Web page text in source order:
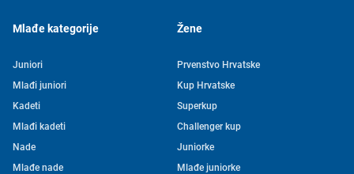
Mlađe kategorije
Juniori
Mlađi juniori
Kadeti
Mlađi kadeti
Nade
Mlađe nade
Žene
Prvenstvo Hrvatske
Kup Hrvatske
Superkup
Challenger kup
Juniorke
Mlađe juniorke